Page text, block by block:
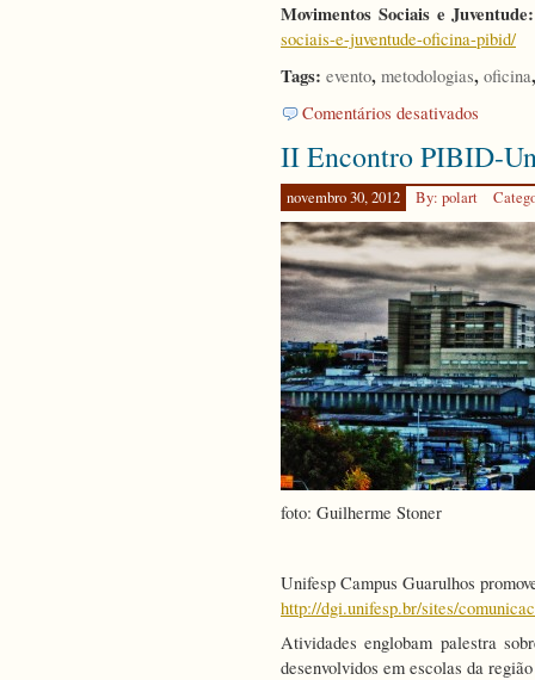
Movimentos Sociais e Juventude:
sociais-e-juventude-oficina-pibid/
Tags: evento, metodologias, oficina
Comentários desativados
Encontro
PIBID
II Encontro PIBID-
novembro 30, 2012 By: polart
foto: Guilherme Stoner
Unifesp Campus Guarulhos
http://dgi.unifesp.br/sites/
Atividades englobam palestra
desenvolvidos em escolas da região